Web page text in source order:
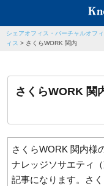
シェアオフィス・バーチャルオフ
ィス > さくらWORK 関内
さくらWORK 関
さくらWORK 関内様
ナレッジソサエティ
記事になります。さ